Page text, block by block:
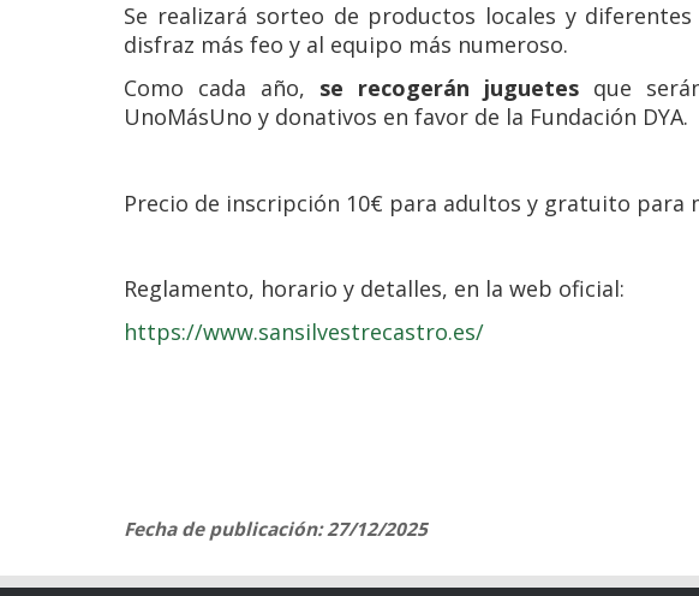
Se realizará sorteo de productos locales y
disfraz más feo y al equipo más numeroso.
Como cada año, se recogerán juguetes que
UnoMásUno y donativos en favor de la Fundación DYA.
Precio de inscripción 10€ para adultos y gratuito para
Reglamento, horario y detalles, en la web oficial:
https://www.sansilvestrecastro.es/
Fecha de publicación: 27/12/2025